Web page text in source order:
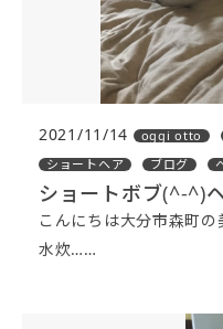
2021/11/14 oggi otto
ショートヘア
ブログ
ショートボブ(^-^)
こんにちは大分市森町
水炊……